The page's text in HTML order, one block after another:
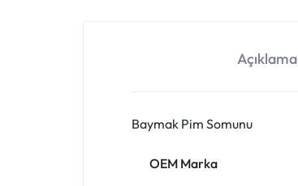
Açıklama
Baymak Pim Somunu
OEM Marka